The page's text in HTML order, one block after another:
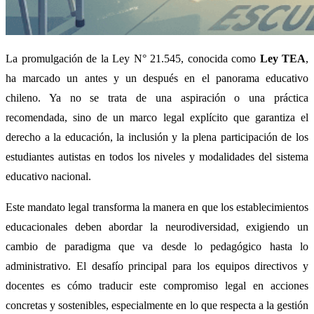
La promulgación de la Ley N° 21.545, conocida como Ley TEA,
ha marcado un antes y un después en el panorama educativo
chileno. Ya no se trata de una aspiración o una práctica
recomendada, sino de un marco legal explícito que garantiza el
derecho a la educación, la inclusión y la plena participación de los
estudiantes autistas en todos los niveles y modalidades del sistema
educativo nacional.
Este mandato legal transforma la manera en que los establecimientos
educacionales deben abordar la neurodiversidad, exigiendo un
cambio de paradigma que va desde lo pedagógico hasta lo
administrativo. El desafío principal para los equipos directivos y
docentes es cómo traducir este compromiso legal en acciones
concretas y sostenibles, especialmente en lo que respecta a la gestión